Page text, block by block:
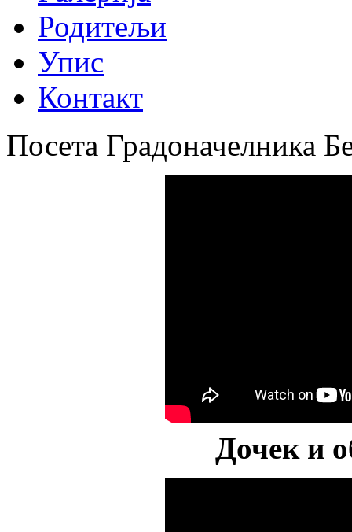
Родитељи
Упис
Контакт
Посета Градоначелника
Дочек и